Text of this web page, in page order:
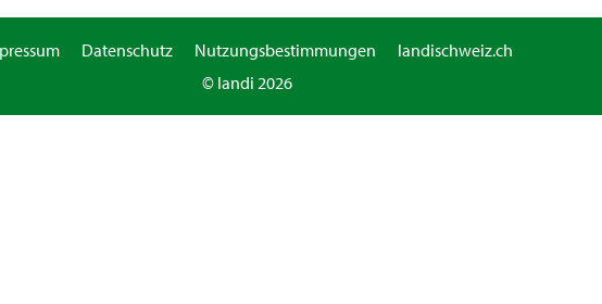
Datenschutz Nutzungsbestimmungen
landischweiz.ch
© landi 2026